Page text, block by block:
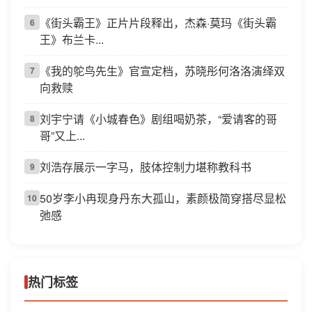
6
《街头霸王》正片片段释出，杰森·莫玛《街头霸
王》布兰卡...
7
《我的鸵鸟先生》官宣定档，苏晓彤何洛洛演绎双
向救赎
8 刘宇宁请《小城春色》剧组喝奶茶，“爱请客的哥
哥”又上...
9 刘浩存展示一字马，肢体控制力堪称教科书
10 50岁李小冉现身丹东大孤山，素颜极简穿搭尽显松
弛感
热门标签